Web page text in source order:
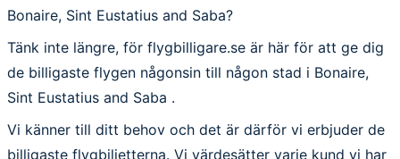
Bonaire, Sint Eustatius and Saba?
Tänk inte längre, för flygbilligare.se är här för att ge dig
de billigaste flygen någonsin till någon stad i Bonaire,
Sint Eustatius and Saba .
Vi känner till ditt behov och det är därför vi erbjuder de
billigaste flygbiljetterna. Vi värdesätter varje kund vi har